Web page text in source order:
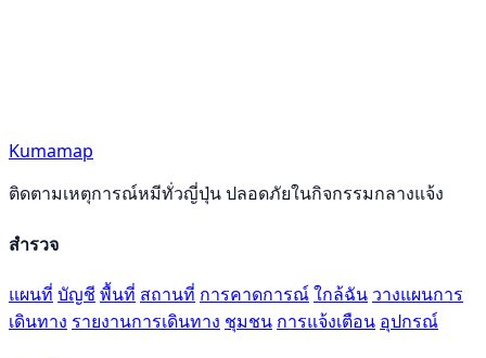
Kumamap
ติดตามเหตุการณ์หมีทั่วญี่ปุ่น ปลอดภัยในกิจกรรมกลางแจ้ง
สำรวจ
แผนที่ บัญชี พื้นที่ สถานที่ การคาดการณ์ใกล้ฉัน วางแผนการ
เดินทาง รายงานการเดินทาง ชุมชน การแจ้งเตือน อุปกรณ์